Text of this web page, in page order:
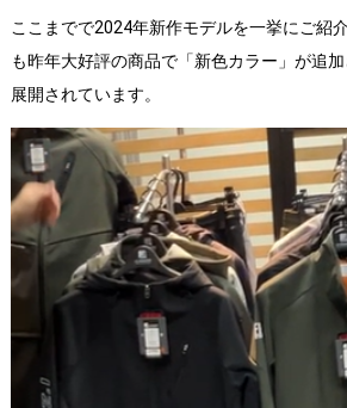
ここまでで2024年新作モデルを一挙にご紹
も昨年大好評の商品で「新色カラー」が追
展開されています。